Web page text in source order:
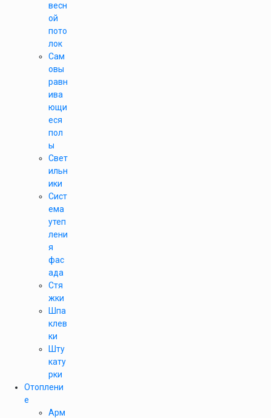
весн
ой
пото
лок
Сам
овы
равн
ива
ющи
еся
пол
ы
Свет
ильн
ики
Сист
ема
утеп
лени
я
фас
ада
Стя
жки
Шпа
клев
ки
Шту
кату
рки
Отоплени
е
Арм